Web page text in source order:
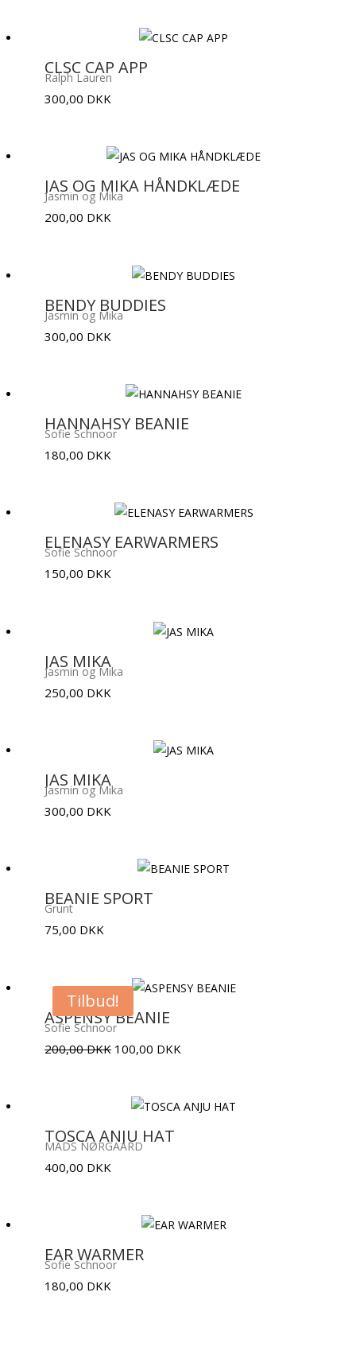
CLSC CAP APP
Ralph Lauren
300,00 DKK
JAS OG MIKA HÅNDKLÆDE
Jasmin og Mika
200,00 DKK
BENDY BUDDIES
Jasmin og Mika
300,00 DKK
HANNAHSY BEANIE
Sofie Schnoor
180,00 DKK
ELENASY EARWARMERS
Sofie Schnoor
150,00 DKK
JAS MIKA
Jasmin og Mika
250,00 DKK
JAS MIKA
Jasmin og Mika
300,00 DKK
BEANIE SPORT
Grunt
75,00 DKK
Tilbud!
ASPENSY BEANIE
Sofie Schnoor
200,00DKK Den
var:
200,00 DKK.
100,00 DKK
er:
TOSCA ANJU HAT
MADS NØRGAARD
400,00 DKK
EAR WARMER
Sofie Schnoor
180,00 DKK